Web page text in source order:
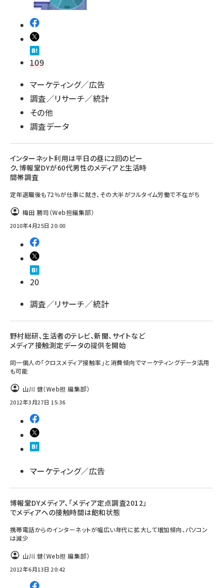
109
マーケティング／広告
調査／リサーチ／統計
その他
調査データ
インターネット利用は平日の昼に2回のピー
ク、博報堂DYが60代男性のメディアと生活時
間帯調査
定年退職後も72％が仕事に就き、その大半がフルタイム労働で不在がち
梅田 勝司（Web担編集部）
2010年4月25日 20:00
20
調査／リサーチ／統計
野村総研、生活者のテレビ、新聞、サイトなど
メディア接触測定データの提供を開始
同一個人の「クロスメディア接触率」と消費傾向でマーケティングデータ活用
も可能
山川 健（Web担 編集部）
2012年3月27日 15:36
マーケティング／広告
博報堂DYメディア、「メディア定点調査2012」
でメディアへの接触時間は飽和状態
携帯電話からのインターネットが幅広い年代に拡大して増加傾向、パソコン
は減少
山川 健（Web担 編集部）
2012年6月13日 20:42